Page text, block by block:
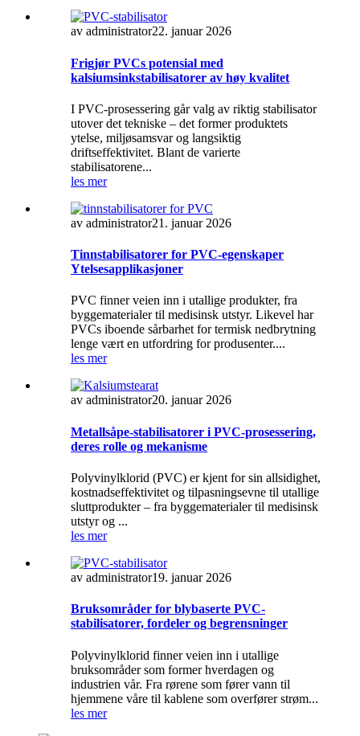
av administrator22. januar 2026
Frigjør PVCs potensial med
kalsiumsinkstabilisatorer av høy kvalitet
I PVC-prosessering går valg av riktig stabilisator
utover det tekniske – det former produktets
ytelse, miljøsamsvar og langsiktig
driftseffektivitet. Blant de varierte
stabilisatorene...
les mer
av administrator21. januar 2026
Tinnstabilisatorer for PVC-egenskaper
Ytelsesapplikasjoner
PVC finner veien inn i utallige produkter, fra
byggematerialer til medisinsk utstyr. Likevel har
PVCs iboende sårbarhet for termisk nedbrytning
lenge vært en utfordring for produsenter....
les mer
av administrator20. januar 2026
Metallsåpe-stabilisatorer i PVC-prosessering,
deres rolle og mekanisme
Polyvinylklorid (PVC) er kjent for sin allsidighet,
kostnadseffektivitet og tilpasningsevne til utallige
sluttprodukter – fra byggematerialer til medisinsk
utstyr og ...
les mer
av administrator19. januar 2026
Bruksområder for blybaserte PVC-
stabilisatorer, fordeler og begrensninger
Polyvinylklorid finner veien inn i utallige
bruksområder som former hverdagen og
industrien vår. Fra rørene som fører vann til
hjemmene våre til kablene som overfører strøm...
les mer